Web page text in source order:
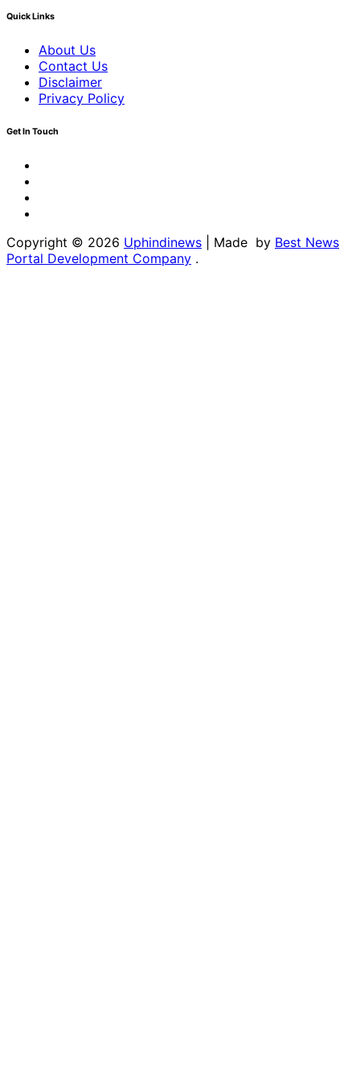
Quick Links
About Us
Contact Us
Disclaimer
Privacy Policy
Get In Touch
Copyright © 2026 Uphindinews | Made by Best News
Portal Development Company .